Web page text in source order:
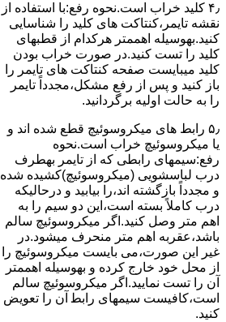
۴٫ ﮐﻠﯿﺪ ﺧﺮاب اﺳﺖ.نحوه رفع:ﺑﺎ اﺳﺘﻔﺎده از
ﻧﻘﺸﻪ ﺗﺎﯾﻤﺮ،ﮐﻨﺘﺎﮐﺖ ﻫﺎی ﮐﻠﯿﺪ را ﺷﻨﺎﺳﺎﯾﯽ
کنید.بهوسیله اهممتر هرکدام از قطبهای
ﮐﻠﯿﺪ را ﺗﺴﺖ ﮐﻨﯿﺪ.در ﺻﻮرت ﺧﺮاب ﺑﻮدن
ﮐﻠﯿﺪ میبایست ﺻﻔﺤﻪ ﮐﻨﺘﺎﮐﺖ ﻫﺎی ﺗﺎﯾﻤﺮ را
باز کنید و ﭘﺲ از رﻓﻊ مشکل،مجدداً ﺗﺎﯾﻤﺮ
را به حالت اوﻟﯿﻪ برگردانید.
۵٫ رابط های ﻣﯿﮑﺮوﺳﻮﺋﯿﭻ ﻗﻄﻊ شده اند و
ﯾﺎ ﻣﯿﮑﺮوﺳﻮﺋﯿﭻ ﺧﺮاب اﺳﺖ.نحوه
رفع:سیمهای راﺑﻄﯽ ﮐﻪ از ﺗﺎﯾﻤﺮ بهطرف
درب لباسشویی (ﻣﯿﮑﺮوﺳﻮﺋﯿﭻ)کشیده شده
و مجدداً بازگشته اند،را ﺑﯿﺎﺑﯿﺪ و درحالیکه
درب کاملاً ﺑﺴﺘﻪ اﺳﺖ،اﯾﻦ دو ﺳﯿﻢ را ﺑﻪ
اﻫﻢ ﻣﺘﺮ وصل کنید.اﮔﺮ ﻣﯿﮑﺮوﺳﻮﺋﯿﭻ ﺳﺎﻟﻢ
ﺑﺎﺷﺪ،ﻋﻘﺮﺑﻪ اهم متر ﻣﻨﺤﺮف میشود.در
ﻏﯿﺮ اﯾﻦ ﺻﻮرت،می بایست ﻣﯿﮑﺮوﺳﻮﺋﯿﭻ را
از ﻣﺤﻞ خود ﺧﺎرج کرده و بهوسیله اهممتر
آن را ﺗﺴﺖ ﻧﻤﺎﯾﯿﺪ.اﮔﺮ ﻣﯿﮑﺮوﺳﻮﺋﯿﭻ ﺳﺎﻟﻢ
اﺳﺖ،ﮐﺎﻓﯿﺴﺖ سیمهای راﺑﻄ آن را ﺗﻌﻮﯾﺾ
کنید.